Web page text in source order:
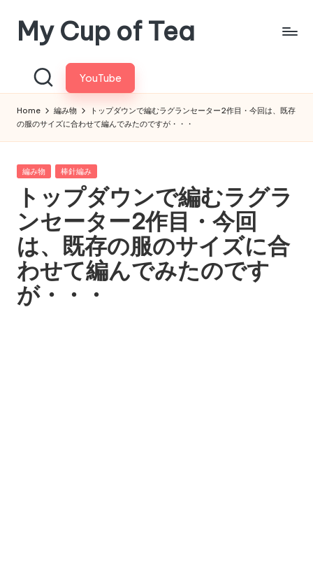
content
My Cup of Tea
YouTube
Home 編み物
トップダウンで編むラグランセーター2作目・今回は、既存
の服のサイズに合わせて編んでみたのですが・・・
Posted
編み物 棒針編み
トップダウンで編むラグラ
ンセーター2作目・今回
は、既存の服のサイズに合
わせて編んでみたのです
が・・・